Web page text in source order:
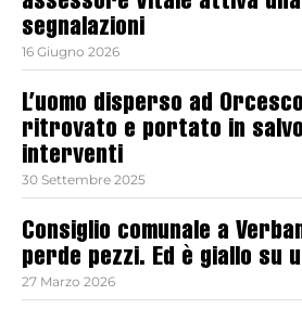
segnalazioni
16 Giugno 2026
L’uomo disperso ad
ritrovato e portato in
interventi
30 Settembre 2025
Consiglio comunale a
perde pezzi. Ed è giallo su
27 Marzo 2026